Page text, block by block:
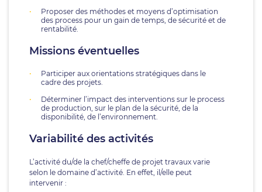
Proposer des méthodes et moyens d’optimisation
des process pour un gain de temps, de sécurité et de
rentabilité.
Missions éventuelles
Participer aux orientations stratégiques dans le
cadre des projets.
Déterminer l’impact des interventions sur le process
de production, sur le plan de la sécurité, de la
disponibilité, de l’environnement.
Variabilité des activités
L’activité du/de la chef/cheffe de projet travaux varie
selon le domaine d’activité. En effet, il/elle peut
intervenir :